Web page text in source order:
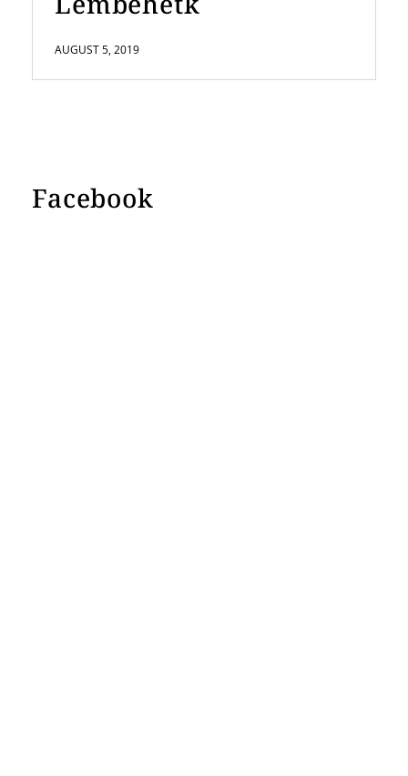
AUGUST 5, 2019
Facebook